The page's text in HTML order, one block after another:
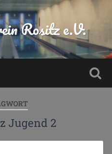
Rositz e.V.
Jugend 2